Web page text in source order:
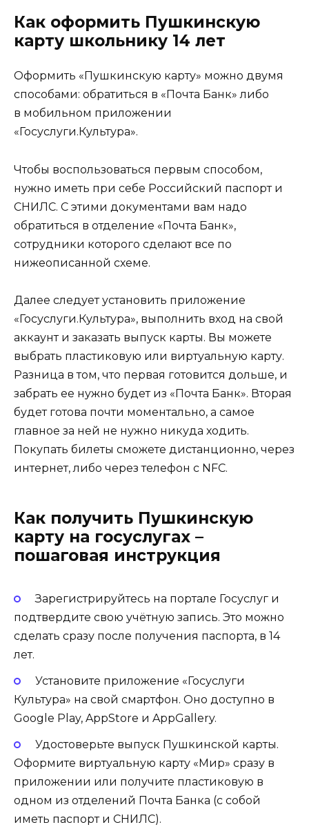
Как оформить Пушкинскую
карту школьнику 14 лет
Оформить «Пушкинскую карту» можно двумя
способами: обратиться в «Почта Банк» либо
в мобильном приложении
«Госуслуги.Культура».
Чтобы воспользоваться первым способом,
нужно иметь при себе Российский паспорт и
СНИЛС. С этими документами вам надо
обратиться в отделение «Почта Банк»,
сотрудники которого сделают все по
нижеописанной схеме.
Далее следует установить приложение
«Госуслуги.Культура», выполнить вход на свой
аккаунт и заказать выпуск карты. Вы можете
выбрать пластиковую или виртуальную карту.
Разница в том, что первая готовится дольше, и
забрать ее нужно будет из «Почта Банк». Вторая
будет готова почти моментально, а самое
главное за ней не нужно никуда ходить.
Покупать билеты сможете дистанционно, через
интернет, либо через телефон с NFC.
Как получить Пушкинскую
карту на госуслугах –
пошаговая инструкция
Зарегистрируйтесь на портале Госуслуг и
подтвердите свою учётную запись. Это можно
сделать сразу после получения паспорта, в 14
лет.
Установите приложение «Госуслуги
Культура» на свой смартфон. Оно доступно в
Google Play, AppStore и AppGallery.
Удостоверьте выпуск Пушкинской карты.
Оформите виртуальную карту «Мир» сразу в
приложении или получите пластиковую в
одном из отделений Почта Банка (с собой
иметь паспорт и СНИЛС).